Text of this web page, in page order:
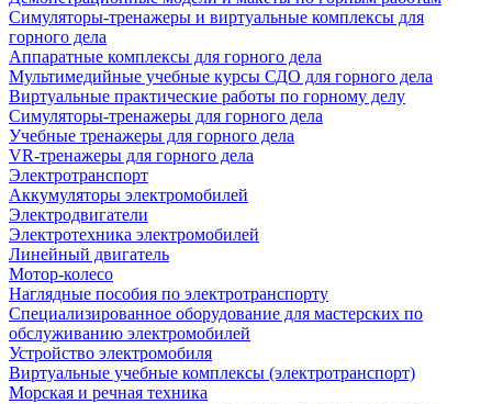
Симуляторы-тренажеры и виртуальные комплексы для
горного дела
Аппаратные комплексы для горного дела
Мультимедийные учебные курсы СДО для горного дела
Виртуальные практические работы по горному делу
Симуляторы-тренажеры для горного дела
Учебные тренажеры для горного дела
VR-тренажеры для горного дела
Электротранспорт
Аккумуляторы электромобилей
Электродвигатели
Электротехника электромобилей
Линейный двигатель
Мотор-колесо
Наглядные пособия по электротранспорту
Специализированное оборудование для мастерских по
обслуживанию электромобилей
Устройство электромобиля
Виртуальные учебные комплексы (электротранспорт)
Морская и речная техника